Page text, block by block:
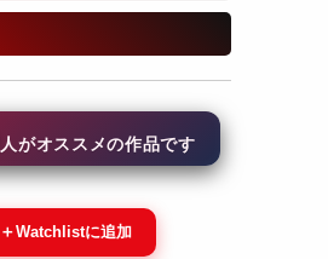
人がオススメの作品です
＋Watchlistに追加